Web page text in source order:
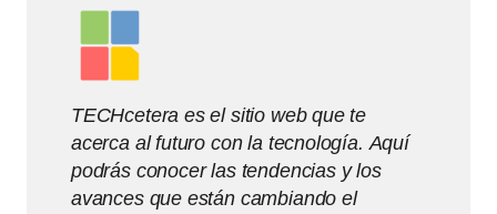
TECHcetera es el sitio web que te
acerca al futuro con la tecnología. Aquí
podrás conocer las tendencias y los
avances que están cambiando el